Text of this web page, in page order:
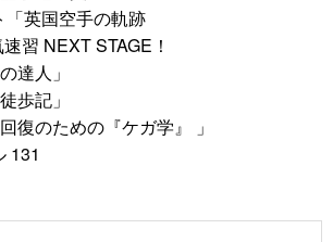
「英国空手の軌跡
習 NEXT STAGE！
達人」
歩記」
復のための『ケガ学』 」
131